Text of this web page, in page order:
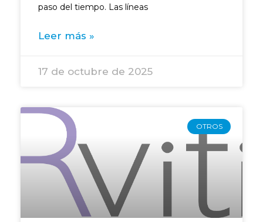
paso del tiempo. Las líneas
Leer más »
17 de octubre de 2025
OTROS